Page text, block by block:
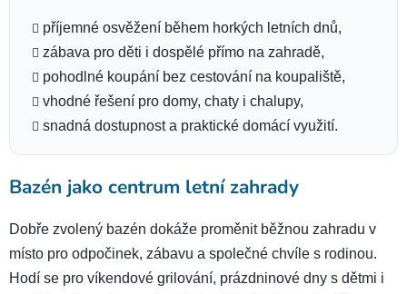
příjemné osvěžení během horkých letních dnů,
zábava pro děti i dospělé přímo na zahradě,
pohodlné koupání bez cestování na koupaliště,
vhodné řešení pro domy, chaty i chalupy,
snadná dostupnost a praktické domácí využití.
Bazén jako centrum letní zahrady
Dobře zvolený bazén dokáže proměnit běžnou zahradu v
místo pro odpočinek, zábavu a společné chvíle s rodinou.
Hodí se pro víkendové grilování, prázdninové dny s dětmi i